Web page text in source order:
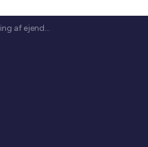
Ændring af ejendomsvurderingsloven 2020